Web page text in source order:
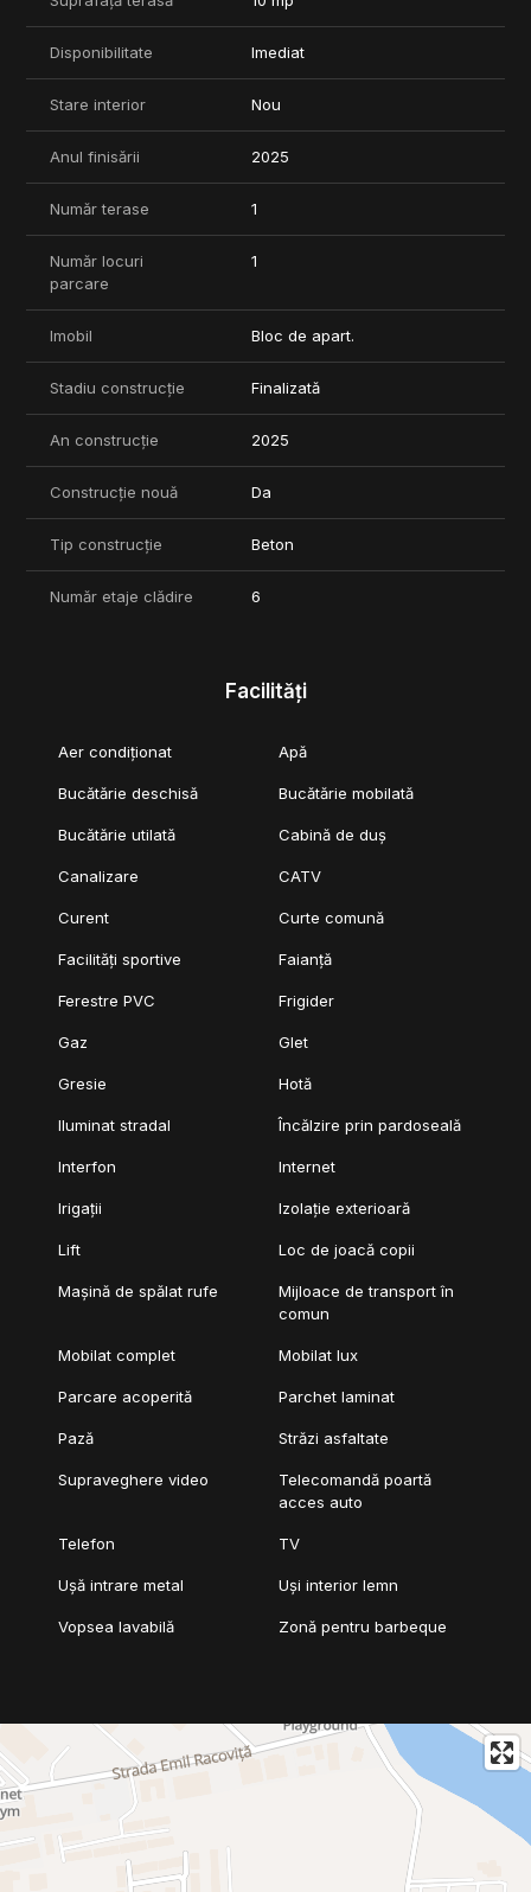
Disponibilitate Imediat
Stare interior Nou
Anul finisării 2025
Număr terase 1
Număr locuri
parcare
1
Imobil Bloc de apart.
Stadiu construcție Finalizată
An construcție 2025
Construcție nouă Da
Tip construcție Beton
Număr etaje clădire 6
Facilități
Aer condiționat Apă
Bucătărie deschisă Bucătărie mobilată
Bucătărie utilată Cabină de duș
Canalizare CATV
Curent Curte comună
Facilități sportive Faianță
Ferestre PVC Frigider
Gaz Glet
Gresie Hotă
Iluminat stradal Încălzire prin pardoseală
Interfon Internet
Irigații Izolație exterioară
Lift Loc de joacă copii
Mașină de spălat rufe
Mijloace de transport în
comun
Mobilat complet Mobilat lux
Parcare acoperită Parchet laminat
Pază Străzi asfaltate
Supraveghere video
Telecomandă poartă
acces auto
Telefon TV
Ușă intrare metal Uși interior lemn
Vopsea lavabilă Zonă pentru barbeque